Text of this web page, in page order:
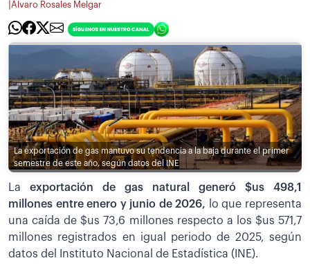
Álvaro Rosales Melgar
La exportación de gas mantuvo su tendencia a la baja durante el primer
semestre de este año, según datos del INE
La exportación de gas natural generó $us 498,1
millones entre enero y junio de 2026,
lo que representa
una caída de $us 73,6 millones respecto a los $us 571,7
millones registrados en igual periodo de 2025, según
datos del Instituto Nacional de Estadística (INE).